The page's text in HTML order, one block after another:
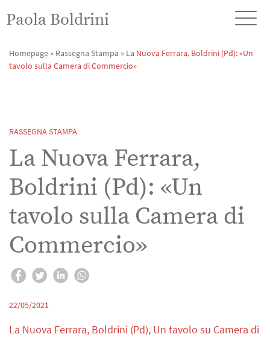
Paola Boldrini
Homepage » Rassegna Stampa » La Nuova Ferrara, Boldrini (Pd): «Un
tavolo sulla Camera di Commercio»
RASSEGNA STAMPA
La Nuova Ferrara,
Boldrini (Pd): «Un
tavolo sulla Camera di
Commercio»
22/05/2021
La Nuova Ferrara, Boldrini (Pd), Un tavolo su Camera di